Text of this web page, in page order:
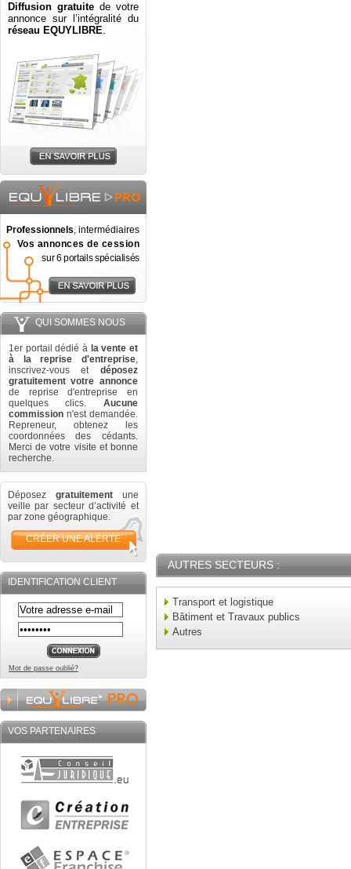
Diffusion gratuite de votre
annonce sur l’intégralité du
réseau EQUYLIBRE.
Professionnels, intermédiaires
Vos annonces de cession
sur 6 portails spécialisés
QUI SOMMES NOUS
1er portail dédié à la vente et
à la reprise d'entreprise,
inscrivez-vous et déposez
gratuitement votre annonce
de reprise d'entreprise en
quelques clics. Aucune
commission n'est demandée.
Repreneur, obtenez les
coordonnées des cédants.
Merci de votre visite et bonne
recherche.
Déposez gratuitement une
veille par secteur d’activité et
par zone géographique.
CRÉER UNE ALERTE
IDENTIFICATION CLIENT
Mot de passe oublié?
VOS PARTENAIRES
AUTRES SECTEURS :
Transport et logistique
Bâtiment et Travaux publics
Autres